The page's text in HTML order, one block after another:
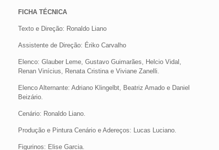
FICHA TÉCNICA
Texto e Direção: Ronaldo Liano
Assistente de Direção: Ériko Carvalho
Elenco: Glauber Leme, Gustavo Guimarães, Helcio Vidal,
Renan Vinícius, Renata Cristina e Viviane Zanelli.
Elenco Alternante: Adriano Klingelbt, Beatriz Amado e Daniel
Beizário.
Cenário: Ronaldo Liano.
Produção e Pintura Cenário e Adereços: Lucas Luciano.
Figurinos: Elise Garcia.